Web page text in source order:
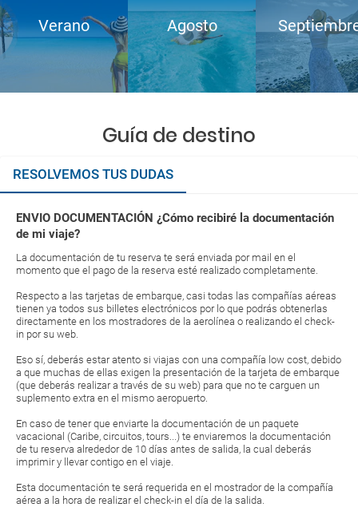
Verano Agosto
Guía de destino
RESOLVEMOS TUS DUDAS
ENVIO DOCUMENTACIÓN ¿Cómo recibiré la documentación
de mi viaje?
La documentación de tu reserva te será enviada por mail en el
momento que el pago de la reserva esté realizado completamente.
Respecto a las tarjetas de embarque, casi todas las compañías aéreas
tienen ya todos sus billetes electrónicos por lo que podrás obtenerlas
directamente en los mostradores de la aerolínea o realizando el check-
in por su web.
Eso sí, deberás estar atento si viajas con una compañía low cost, debido
a que muchas de ellas exigen la presentación de la tarjeta de embarque
(que deberás realizar a través de su web) para que no te carguen un
suplemento extra en el mismo aeropuerto.
En caso de tener que enviarte la documentación de un paquete
vacacional (Caribe, circuitos, tours...) te enviaremos la documentación
de tu reserva alrededor de 10 días antes de salida, la cual deberás
imprimir y llevar contigo en el viaje.
Esta documentación te será requerida en el mostrador de la compañía
aérea a la hora de realizar el check-in el día de la salida.